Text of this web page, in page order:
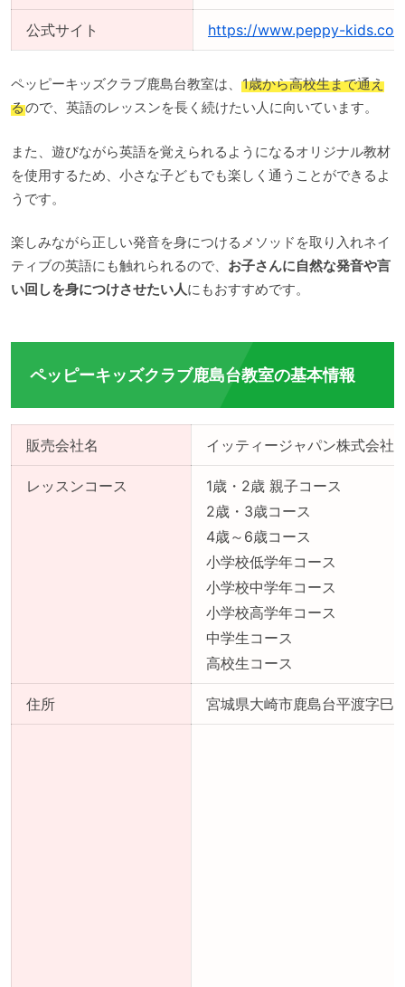
公式サイト https://www.peppy-
ペッピーキッズクラブ鹿島台教室は、 1歳から高校生まで通え
るので、英語のレッスンを長く続けたい人に向いています。
また、遊びながら英語を覚えられるようになるオリジナル教材
を使用するため、小さな子どもでも楽しく通うことができるよ
うです。
楽しみながら正しい発音を身につけるメソッドを取り入れネイ
ティブの英語にも触れられるので、 お子さんに自然な発音や言
い回しを身につけさせたい人にもおすすめです。
ペッピーキッズクラブ鹿島台教室の基本情報
販売会社名 イッティージャパン株式会社
レッスンコース
1歳・2歳 親子コース
2歳・3歳コース
4歳～6歳コース
小学校低学年コース
小学校中学年コース
小学校高学年コース
中学生コース
高校生コース
住所 宮城県大崎市鹿島台平渡字巳